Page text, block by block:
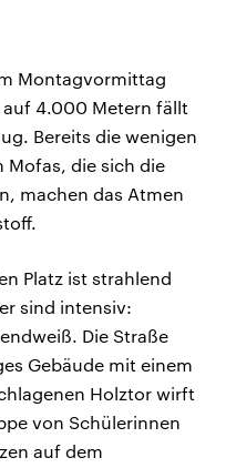
Montagvormittag
4.000 Metern fällt
Bereits die wenigen
Mofas, die sich die
machen das Atmen
Platz ist strahlend
sind intensiv:
Die Straße
Gebäude mit einem
Holztor wirft
von Schülerinnen
auf dem